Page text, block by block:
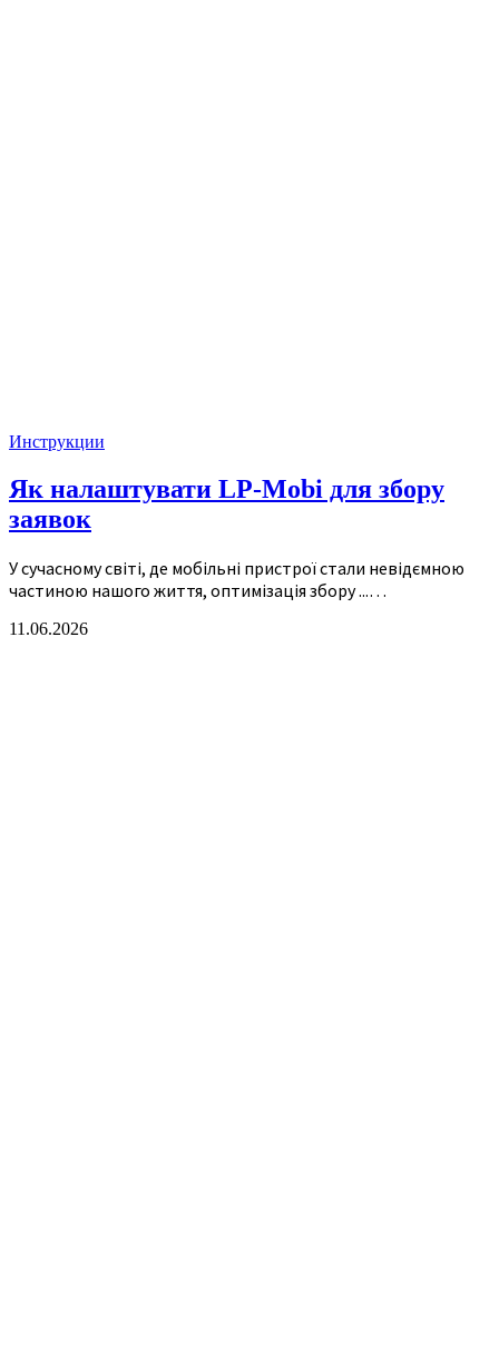
Инструкции
Як налаштувати LP-Mobi для збору
заявок
У сучасному світі, де мобільні пристрої стали невідємною
частиною нашого життя, оптимізація збору ...…
11.06.2026